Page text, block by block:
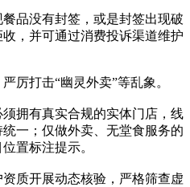
品没有封签，或是封签出现破
，并可通过消费投诉渠道维护
厉打击“幽灵外卖”等乱象。
拥有真实合规的实体门店，线
统一；仅做外卖、无堂食服务的
置标注提示。
质开展动态核验，严格筛查虚